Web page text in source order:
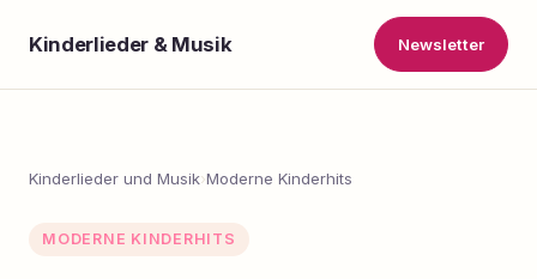
Kinderlieder & Musik Newsletter
Kinderlieder und Musik›Moderne Kinderhits
MODERNE KINDERHITS